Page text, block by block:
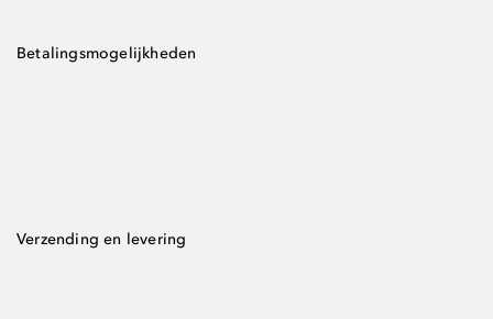
Betalingsmogelijkheden
Verzending en levering